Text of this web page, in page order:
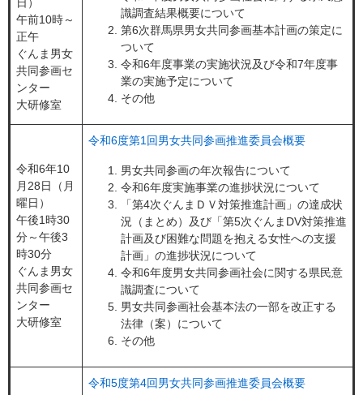
午前10時～
正午
ぐんま男女
共同参画セ
ンター
大研修室
識調査結果概要について
第6次群馬県男女共同参画基本計画の策定に
ついて
令和6年度事業の実施状況及び令和7年度事
業の実施予定について
その他
令和6年10
月28日（月
曜日）
午後1時30
分～午後3
時30分
ぐんま男女
共同参画セ
ンター
大研修室
令和6度第1回男女共同参画推進委員会概要
男女共同参画の年次報告について
令和6年度実施事業の進捗状況について
「第4次ぐんまＤＶ対策推進計画」の達成状
況（まとめ）及び「第5次ぐんまDV対策推進
計画及び困難な問題を抱える女性への支援
計画」の進捗状況について
令和6年度男女共同参画社会に関する県民意
識調査について
男女共同参画社会基本法の一部を改正する
法律（案）について
その他
令和5度第4回男女共同参画推進委員会概要